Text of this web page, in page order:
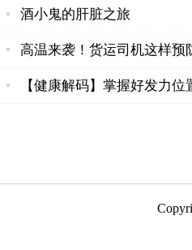
酒小鬼的肝脏之旅
高温来袭！货运司机这样预
【健康解码】掌握好发力